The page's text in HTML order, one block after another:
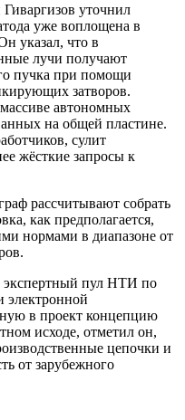
уточнил
уже воплощена в
указал, что в
лучи получают
пучка при помощи
затворов.
автономных
на общей пластине.
сулит
жёсткие запросы к
рассчитывают собрать
как предполагается,
нормами в диапазоне от
экспертный пул НТИ по
электронной
в проект концепцию
исходе, отметил он,
цепочки и
от зарубежного